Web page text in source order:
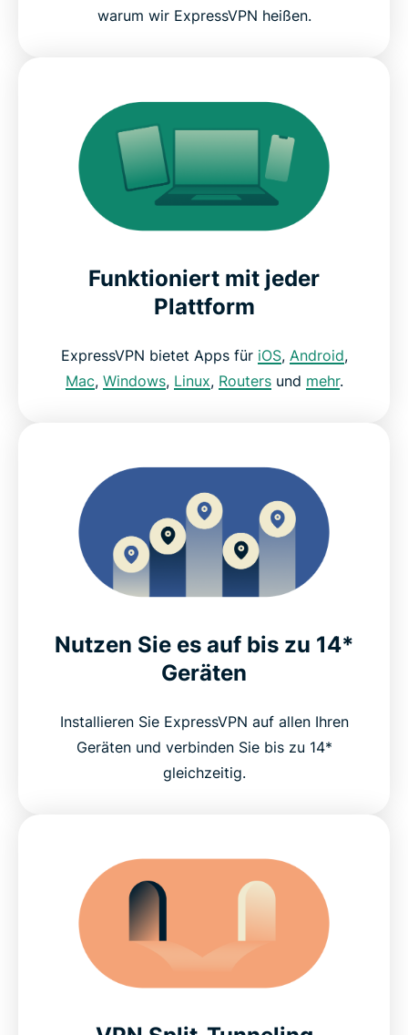
warum wir ExpressVPN heißen.
Funktioniert mit jeder
Plattform
ExpressVPN bietet Apps für iOS, Android,
Mac, Windows, Linux, Routersund mehr.
Nutzen Sie es auf bis zu 14*
Geräten
Installieren Sie ExpressVPN auf allen Ihren
Geräten und verbinden Sie bis zu 14*
gleichzeitig.